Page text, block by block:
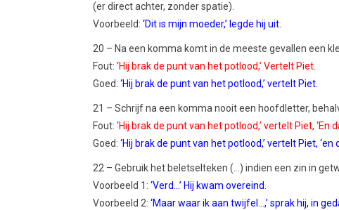
(er direct achter, zonder spatie).
Voorbeeld: ‘Dit is mijn moeder,’ legde hij uit.
20 – Na een komma komt in de meeste gevallen een
Fout: ‘Hij brak de punt van het potlood,’ Vertelt Piet.
Goed: ‘Hij brak de punt van het potlood,’ vertelt Piet.
21 – Schrijf na een komma nooit een hoofdletter,
Fout: ‘Hij brak de punt van het potlood,’ vertelt Piet, ‘En
Goed: ‘Hij brak de punt van het potlood,’ vertelt Piet, ‘en
22 – Gebruik het beletselteken (...) indien een zin in
Voorbeeld 1: ‘Verd...’ Hij kwam overeind.
Voorbeeld 2: ‘Maar waar ik aan twijfel...,’ sprak hij, in